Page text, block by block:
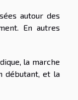
autour des
En autres
la marche
débutant, et la